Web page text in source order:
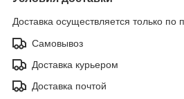
Доставка осуществляется только по
Самовывоз
Доставка курьером
Доставка почтой